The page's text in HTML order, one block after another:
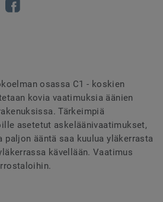
osassa C1 - koskien
kovia vaatimuksia äänien
Tärkeimpiä
asetetut askeläänivaatimukset,
paljon ääntä saa kuulua yläkerrasta
kävellään. Vaatimus